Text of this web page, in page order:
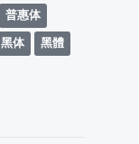
普惠体
黑体 黑體